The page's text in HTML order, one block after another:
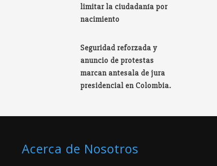
limitar la ciudadanía por
nacimiento
Seguridad reforzada y
anuncio de protestas
marcan antesala de jura
presidencial en Colombia.
Acerca de Nosotros